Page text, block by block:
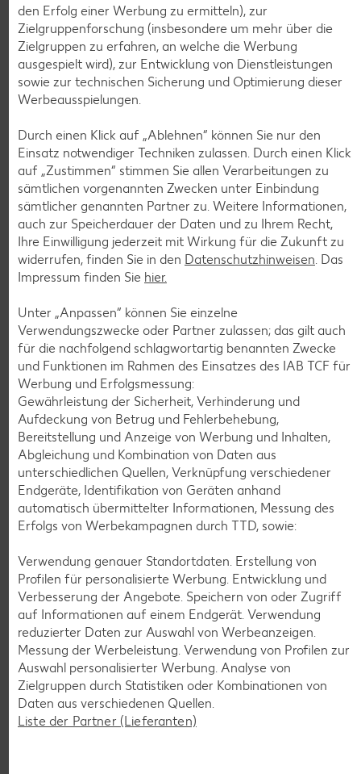
ROYAL ORANGE
-56%
0.69
1.59
Weitere Angebote anzeigen
Tiefkühlkost
Gültig vom 06.08. bis 12.08.
KNÜLLER
.
je 6 - 12 St. = 398 - 560-ml-Packg.
(1 l = 5.34 - 7.52)
nur
2.99
K-CLASSIC
Maxx XXL
je 8 St. = 800-ml-Großpackg.
(1 l = 3.74)
nur
2.99
Weitere Angebote anzeigen
den Erfolg einer Werbung zu ermitteln), zur
Zielgruppenforschung (insbesondere um mehr über die
Zielgruppen zu erfahren, an welche die Werbung
ausgespielt wird), zur Entwicklung von Dienstleistungen
sowie zur technischen Sicherung und Optimierung dieser
Werbeausspielungen.
Durch einen Klick auf „Ablehnen“ können Sie nur den
Einsatz notwendiger Techniken zulassen. Durch einen Klick
auf „Zustimmen“ stimmen Sie allen Verarbeitungen zu
sämtlichen vorgenannten Zwecken unter Einbindung
sämtlicher genannten Partner zu. Weitere Informationen,
auch zur Speicherdauer der Daten und zu Ihrem Recht,
Ihre Einwilligung jederzeit mit Wirkung für die Zukunft zu
widerrufen, finden Sie in den Datenschutzhinweisen. Das
Impressum finden Sie hier.
Unter „Anpassen“ können Sie einzelne
Verwendungszwecke oder Partner zulassen; das gilt auch
für die nachfolgend schlagwortartig benannten Zwecke
und Funktionen im Rahmen des Einsatzes des IAB TCF für
Werbung und Erfolgsmessung:
Gewährleistung der Sicherheit, Verhinderung und
Aufdeckung von Betrug und Fehlerbehebung,
Bereitstellung und Anzeige von Werbung und Inhalten,
Abgleichung und Kombination von Daten aus
unterschiedlichen Quellen, Verknüpfung verschiedener
Endgeräte, Identifikation von Geräten anhand
automatisch übermittelter Informationen, Messung des
Erfolgs von Werbekampagnen durch TTD, sowie:
Verwendung genauer Standortdaten. Erstellung von
Profilen für personalisierte Werbung. Entwicklung und
Verbesserung der Angebote. Speichern von oder Zugriff
auf Informationen auf einem Endgerät. Verwendung
reduzierter Daten zur Auswahl von Werbeanzeigen.
Messung der Werbeleistung. Verwendung von Profilen zur
Auswahl personalisierter Werbung. Analyse von
Zielgruppen durch Statistiken oder Kombinationen von
Daten aus verschiedenen Quellen.
Liste der Partner (Lieferanten)